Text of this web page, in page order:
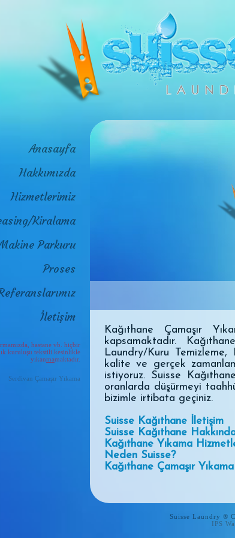
Anasayfa
Hakkımızda
Hizmetlerimiz
Kiralama
Parkuru
Proses
İletişim
hastane vb. hiçbir
kuruluşu tekstili kesinlikle
yıkanmamaktadır.
Serdivan Çamaşır Yıkama
Kağıthane Çamaşır
kapsamaktadır.
Laundry/Kuru Temizleme,
kalite ve gerçek
istiyoruz. Suisse
oranlarda düşürmeyi
bizimle irtibata geçiniz.
Suisse Kağıthane İletişim
Suisse Kağıthane
Kağıthane Yıkama
Neden Suisse?
Kağıthane Çamaşır
Suisse Laundry ®
IPS